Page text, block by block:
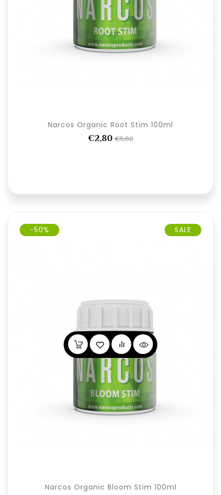
Narcos Organic Root Stim 100ml
€2,80 €5,60
SALE
-50%
Narcos Organic Bloom Stim 100ml